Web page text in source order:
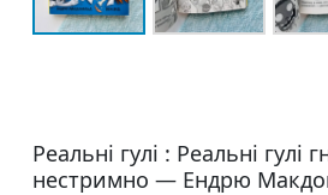
Реальні гулі : Реальні гулі
нестримно — Ендрю